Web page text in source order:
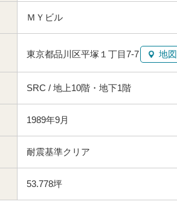
ＭＹビル
東京都品川区平塚１丁目7-7 地
SRC / 地上10階・地下1階
1989年9月
耐震基準クリア
53.778坪